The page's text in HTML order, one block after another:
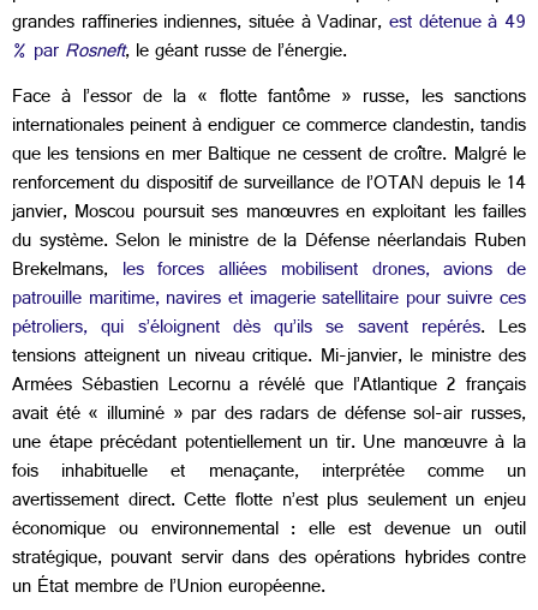
grandes raffineries indiennes, située à Vadinar,est détenue à 49
% parRosneft, le géant russe de l’énergie.
Face à l’essor de la « flotte fantôme » russe, les sanctions
internationales peinent à endiguer ce commerce clandestin, tandis
que les tensions en mer Baltique ne cessent de croître. Malgré le
renforcement du dispositif de surveillance de l’OTAN depuis le 14
janvier, Moscou poursuit ses manœuvres en exploitant les failles
du système. Selon le ministre de la Défense néerlandais Ruben
Brekelmans, les forces alliées mobilisent drones, avions de
patrouille maritime, navires et imagerie satellitaire pour suivre ces
pétroliers, qui s’éloignent dès qu’ils se savent repérés. Les
tensions atteignent un niveau critique. Mi-janvier, le ministre des
Armées Sébastien Lecornu a révélé que l’Atlantique 2 français
avait été « illuminé » par des radars de défense sol-air russes,
une étape précédant potentiellement un tir. Une manœuvre à la
fois inhabituelle et menaçante, interprétée comme un
avertissement direct. Cette flotte n’est plus seulement un enjeu
économique ou environnemental : elle est devenue un outil
stratégique, pouvant servir dans des opérations hybrides contre
un État membre de l’Union européenne.